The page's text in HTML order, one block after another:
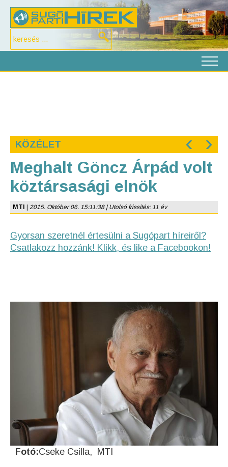
KÖZÉLET ‹ ›
Meghalt Göncz Árpád volt
köztársasági elnök
MTI 2015. Október 06. 15:11:38 | Utolsó frissítés: 11 év
Gyorsan szeretnél értesülni a Sugópart híreiről?
Csatlakozz hozzánk! Klikk, és like a Facebookon!
Fotó:Cseke Csilla, MTI